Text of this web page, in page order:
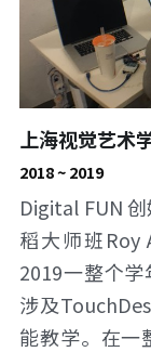
上海视觉艺术
2018 ~ 2019
Digital FUN
稻大师班Roy
2019一整个
涉及
能教学。在一